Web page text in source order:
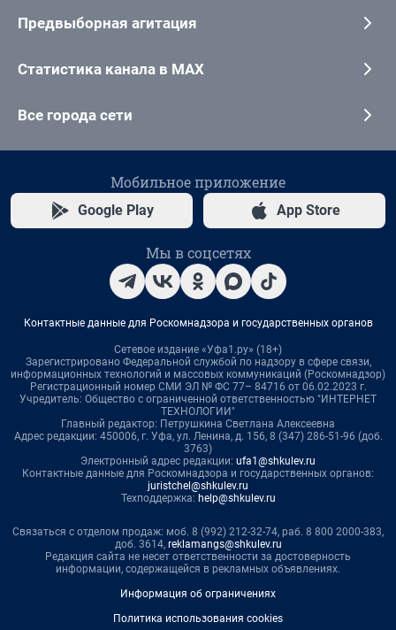
Предвыборная агитация
Статистика канала в MAX
Все города сети
Мобильное приложение
Google Play App Store
Мы в соцсетях
Контактные данные для Роскомнадзора и государственных органов
Сетевое издание «Уфа1.ру» (18+)
Зарегистрировано Федеральной службой по надзору в сфере связи,
информационных технологий и массовых коммуникаций (Роскомнадзор)
Регистрационный номер СМИ ЭЛ № ФС 77– 84716 от 06.02.2023 г.
Учредитель: Общество с ограниченной ответственностью "ИНТЕРНЕТ
ТЕХНОЛОГИИ"
Главный редактор: Петрушкина Светлана Алексеевна
Адрес редакции: 450006, г. Уфа, ул. Ленина, д. 156, 8 (347) 286-51-96 (доб.
3763)
Электронный адрес редакции: ufa1@shkulev.ru
Контактные данные для Роскомнадзора и государственных органов:
juristchel@shkulev.ru
Техподдержка: help@shkulev.ru
Связаться с отделом продаж: моб. 8 (992) 212-32-74, раб. 8 800 2000-383,
доб. 3614, reklamangs@shkulev.ru
Редакция сайта не несет ответственности за достоверность
информации, содержащейся в рекламных объявлениях.
Информация об ограничениях
Политика использования cookies